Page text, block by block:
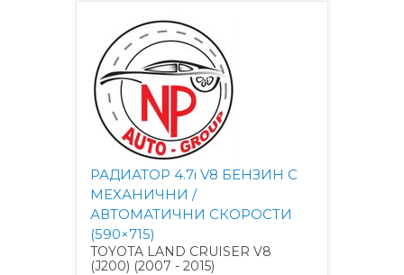
РАДИАТОР 4.7i V8 БЕНЗИН С
МЕХАНИЧНИ /
АВТОМАТИЧНИ СКОРОСТИ
(590×715)
TOYOTA LAND CRUISER V8
(J200) (2007 - 2015)